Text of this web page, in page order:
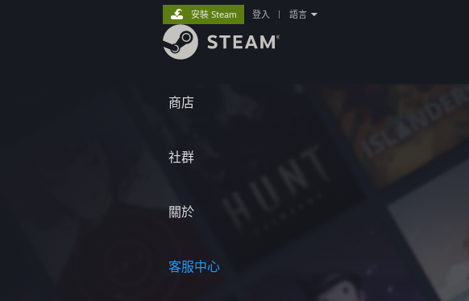
商店
社群
關於
客服中心
安裝 Steam 登入 語言